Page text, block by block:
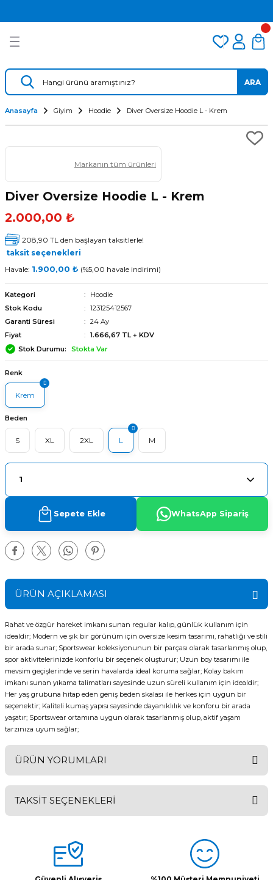
Dalış Regülatörü
Dalış Konsolu
ARA
Anasayfa Giyim Hoodie Diver Oversize Hoodie L - Krem
Markanın tüm ürünleri
Diver Oversize Hoodie L - Krem
2.000,00 ₺
208,90 TL den başlayan taksitlerle!
taksit seçenekleri
Havale: 1.900,00 ₺ (%5,00 havale indirimi)
Kategori
Hoodie
Stok Kodu
123125412567
Garanti Süresi
24 Ay
Fiyat
1.666,67 TL + KDV
Stok Durumu
Stokta Var
Renk
Krem
Beden
S XL 2XL L M
Sepete Ekle WhatsApp Sipariş
ÜRÜN AÇIKLAMASI
Rahat ve özgür hareket imkanı sunan regular kalıp, günlük kullanım için
idealdir; Modern ve şık bir görünüm için oversize kesim tasarımı, rahatlığı ve stili
bir arada sunar; Sportswear koleksiyonunun bir parçası olarak tasarlanmış olup,
spor aktivitelerinizde konforlu bir seçenek oluşturur; Uzun boy tasarımı ile
mevsim geçişlerinde ve serin havalarda ideal koruma sağlar; Kolay bakım
imkanı sunan yıkama talimatları sayesinde uzun süreli kullanım için idealdir;
Her yaş grubuna hitap eden geniş beden skalası ile herkes için uygun bir
seçenektir; Kaliteli kumaş yapısı sayesinde dayanıklılık ve konforu bir arada
yaşatır; Sportswear ortamına uygun olarak tasarlanmış olup, aktif yaşam
tarzınıza uyum sağlar;
ÜRÜN YORUMLARI
TAKSİT SEÇENEKLERİ